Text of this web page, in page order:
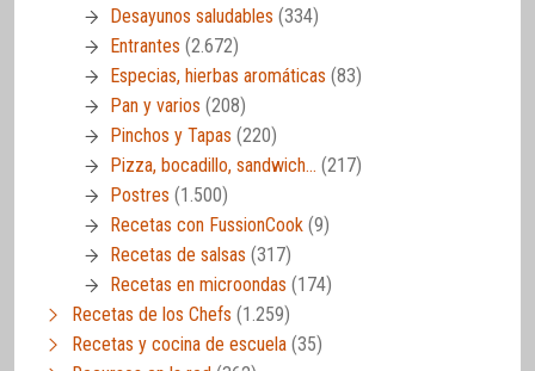
Desayunos saludables (334)
Entrantes (2.672)
Especias, hierbas aromáticas (83)
Pan y varios (208)
Pinchos y Tapas (220)
Pizza, bocadillo, sandwich… (217)
Postres (1.500)
Recetas con FussionCook (9)
Recetas de salsas (317)
Recetas en microondas (174)
Recetas de los Chefs (1.259)
Recetas y cocina de escuela (35)